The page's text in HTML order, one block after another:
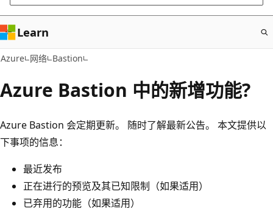
Learn
Azure 网络 Bastion
Azure Bastion 中的新增功能?
Azure Bastion 会定期更新。 随时了解最新公告。 本文提供以
下事项的信息：
最近发布
正在进行的预览及其已知限制（如果适用）
已弃用的功能（如果适用）